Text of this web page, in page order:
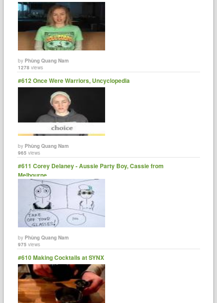
byPhùng Quang Nam
1278 views
#612 Once Were Warriors, Uncyclopedia
byPhùng Quang Nam
965 views
#611 Corey Delaney - Aussie Party Boy, Cassie from
Melbourne
byPhùng Quang Nam
975 views
#610 Making Cocktails at SYNX